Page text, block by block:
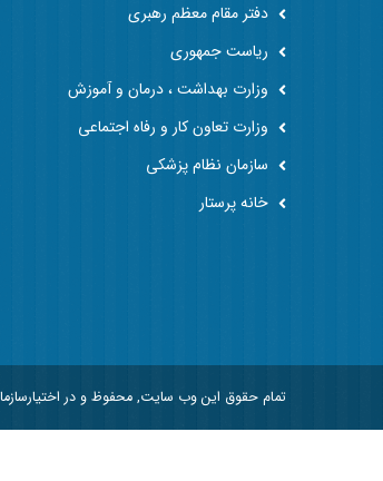
دفتر مقام معظم رهبری
ریاست جمهوری
وزارت بهداشت ، درمان و آموزش
وزارت تعاون کار و رفاه اجتماعی
سازمان نظام پزشکی
خانه پرستار
تمام حقوق این وب سایت, محفوظ و در